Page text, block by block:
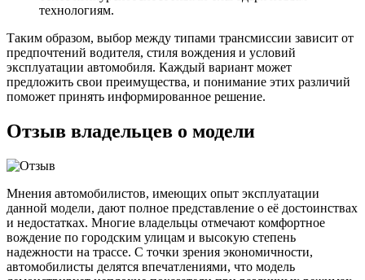
технологиям.
Таким образом, выбор между типами трансмиссии зависит от
предпочтений водителя, стиля вождения и условий
эксплуатации автомобиля. Каждый вариант может
предложить свои преимущества, и понимание этих различий
поможет принять информированное решение.
Отзыв владельцев о модели
Мнения автомобилистов, имеющих опыт эксплуатации
данной модели, дают полное представление о её достоинствах
и недостатках. Многие владельцы отмечают комфортное
вождение по городским улицам и высокую степень
надежности на трассе. С точки зрения экономичности,
автомобилисты делятся впечатлениями, что модель